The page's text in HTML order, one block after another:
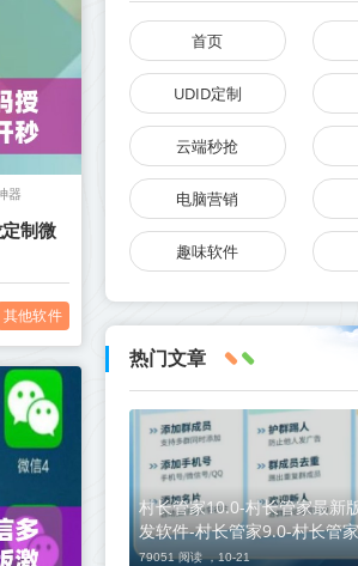
器
制微
其他软件
首页
UDID定制
云端秒抢
电脑营销
趣味软件
热门文章
村长管家10.0-村长管家最新
发软件-村长管家9.0-村长管
79051 阅读 ，10-21